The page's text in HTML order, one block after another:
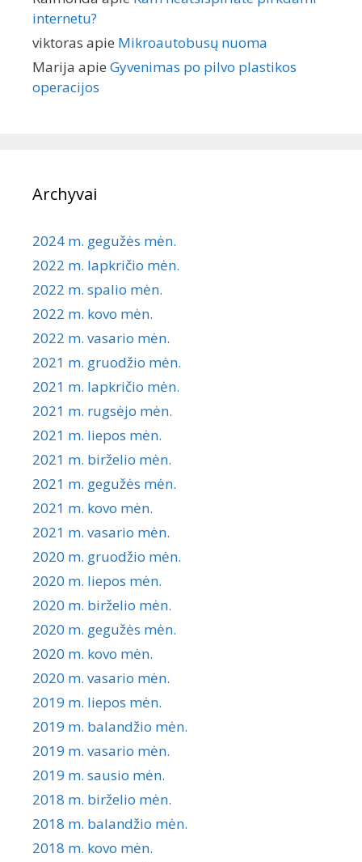
internetu?
viktoras apie Mikroautobusų nuoma
Marija apie Gyvenimas po pilvo plastikos
operacijos
Archyvai
2024 m. gegužės mėn.
2022 m. lapkričio mėn.
2022 m. spalio mėn.
2022 m. kovo mėn.
2022 m. vasario mėn.
2021 m. gruodžio mėn.
2021 m. lapkričio mėn.
2021 m. rugsėjo mėn.
2021 m. liepos mėn.
2021 m. birželio mėn.
2021 m. gegužės mėn.
2021 m. kovo mėn.
2021 m. vasario mėn.
2020 m. gruodžio mėn.
2020 m. liepos mėn.
2020 m. birželio mėn.
2020 m. gegužės mėn.
2020 m. kovo mėn.
2020 m. vasario mėn.
2019 m. liepos mėn.
2019 m. balandžio mėn.
2019 m. vasario mėn.
2019 m. sausio mėn.
2018 m. birželio mėn.
2018 m. balandžio mėn.
2018 m. kovo mėn.